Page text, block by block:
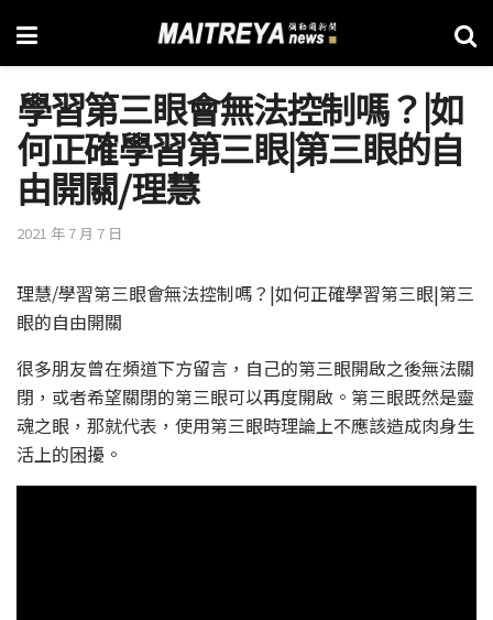
學習第三眼會無法控制嗎？|如
何正確學習第三眼|第三眼的自
由開關/理慧
2021 年 7 月 7 日
理慧/學習第三眼會無法控制嗎？|如何正確學習第三眼|第三
眼的自由開關
很多朋友曾在頻道下方留言，自己的第三眼開啟之後無法關
閉，或者希望關閉的第三眼可以再度開啟。第三眼既然是靈
魂之眼，那就代表，使用第三眼時理論上不應該造成肉身生
活上的困擾。